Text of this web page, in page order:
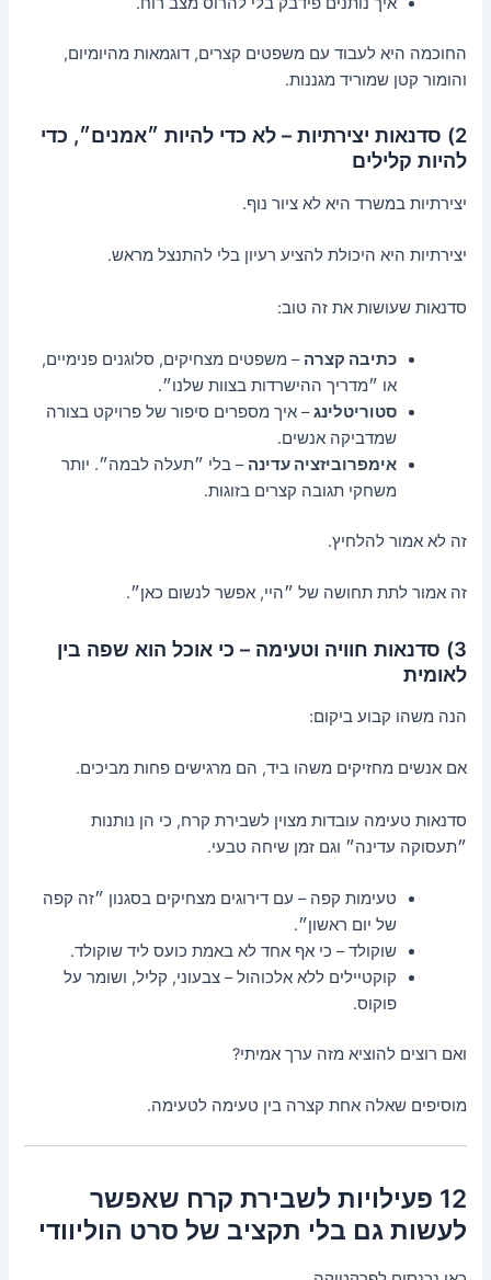
החוכמה היא לעבוד עם משפטים קצרים, דוגמאות מהיומיום,
והומור קטן שמוריד מגננות.
2) סדנאות יצירתיות – לא כדי להיות ״אמנים״, כדי
להיות קלילים
יצירתיות במשרד היא לא ציור נוף.
יצירתיות היא היכולת להציע רעיון בלי להתנצל מראש.
סדנאות שעושות את זה טוב:
כתיבה קצרה – משפטים מצחיקים, סלוגנים פנימיים,
או ״מדריך ההישרדות בצוות שלנו״.
סטוריטלינג– איך מספרים סיפור של פרויקט בצורה
שמדביקה אנשים.
אימפרוביזציה עדינה – בלי ״תעלה לבמה״. יותר
משחקי תגובה קצרים בזוגות.
זה לא אמור להלחיץ.
זה אמור לתת תחושה של ״היי, אפשר לנשום כאן״.
3) סדנאות חוויה וטעימה – כי אוכל הוא שפה בין
לאומית
הנה משהו קבוע ביקום:
אם אנשים מחזיקים משהו ביד, הם מרגישים פחות מביכים.
סדנאות טעימה עובדות מצוין לשבירת קרח, כי הן נותנות
״תעסוקה עדינה״ וגם זמן שיחה טבעי.
טעימות קפה – עם דירוגים מצחיקים בסגנון ״זה קפה
של יום ראשון״.
שוקולד – כי אף אחד לא באמת כועס ליד שוקולד.
קוקטיילים ללא אלכוהול – צבעוני, קליל, ושומר על
פוקוס.
ואם רוצים להוציא מזה ערך אמיתי?
מוסיפים שאלה אחת קצרה בין טעימה לטעימה.
12 פעילויות לשבירת קרח שאפשר
לעשות גם בלי תקציב של סרט הוליוודי